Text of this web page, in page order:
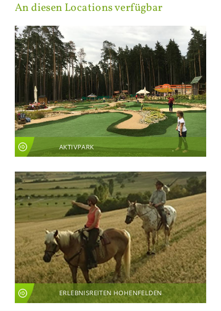
An die­sen Lo­ca­ti­ons ver­füg­bar
AKTIVPARK
ERLEBNISREITEN HOHENFELDEN